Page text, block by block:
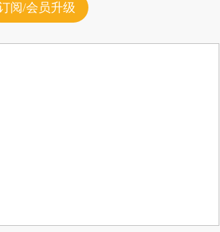
阅/会员升级